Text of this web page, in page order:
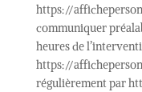
https://
communiquer
heures de
https://
régulièrement par